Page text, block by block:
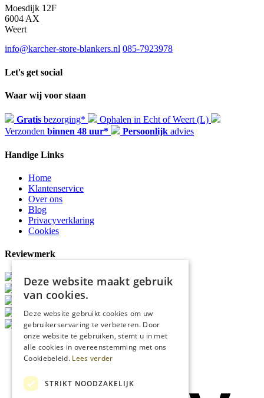
Moesdijk 12F
6004 AX
Weert
info@karcher-store-blankers.nl 085-7923978
Let's get social
Waar wij voor staan
Gratis bezorging*
Ophalen in Echt of Weert (L)
Verzonden binnen 48 uur* Persoonlijk advies
Handige Links
Home
Klantenservice
Over ons
Blog
Privacyverklaring
Cookies
Reviewmerk
Deze website maakt gebruik
van cookies.
Deze website gebruikt cookies om uw
gebruikerservaring te verbeteren. Door
onze website te gebruiken, stemt u in met
alle cookies in overeenstemming met ons
Cookiebeleid. Lees verder
STRIKT NOODZAKELIJK